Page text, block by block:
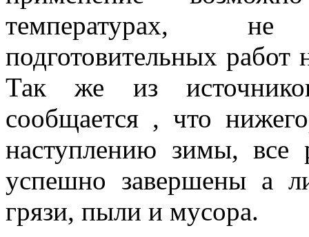
температурах,
подготовительных
Так же из
сообщается , что
наступлению зимы,
успешно завершены а
грязи, пыли и мусора.